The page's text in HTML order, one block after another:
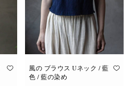
風の ブラウス Uネック / 藍
色 / 藍の染め